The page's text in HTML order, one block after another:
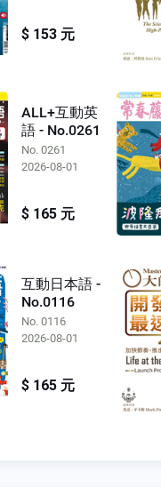
$ 153 元
ALL+互動英
語 - No.0261
No. 0261
2026-08-01
$ 165 元
互動日本語 -
No.0116
No. 0116
2026-08-01
$ 165 元